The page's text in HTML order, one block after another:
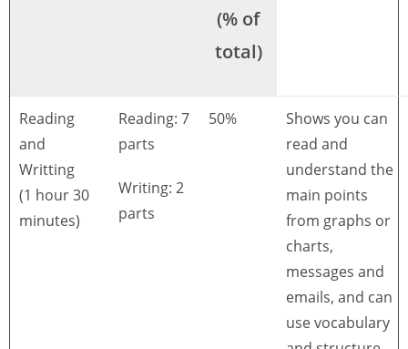
(% of
total)
Reading
and
Writting
(1 hour 30
minutes)
Reading: 7
parts
Writing: 2
parts
50%
Shows you can
read and
understand the
main points
from graphs or
charts,
messages and
emails, and can
use vocabulary